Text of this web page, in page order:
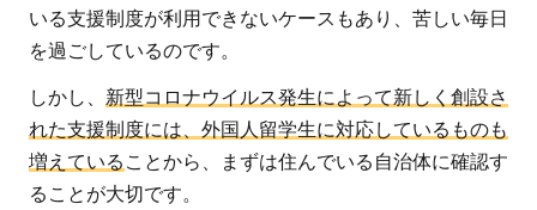
いる支援制度が利用できないケースもあり、苦しい毎日
を過ごしているのです。
しかし、 新型コロナウイルス発生によって新しく創設さ
れた支援制度には、外国人留学生に対応しているものも
増えている ことから、まずは住んでいる自治体に確認す
ることが大切です。